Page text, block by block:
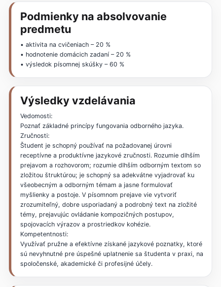
Podmienky na absolvovanie
predmetu
• aktivita na cvičeniach – 20 %
• hodnotenie domácich zadaní – 20 %
• výsledok písomnej skúšky – 60 %
Výsledky vzdelávania
Vedomosti:
Poznať základné princípy fungovania odborného jazyka.
Zručnosti:
Študent je schopný používať na požadovanej úrovni
receptívne a produktívne jazykové zručnosti. Rozumie dlhším
prejavom a rozhovorom; rozumie dlhším odborným textom so
zložitou štruktúrou; je schopný sa adekvátne vyjadrovať ku
všeobecným a odborným témam a jasne formulovať
myšlienky a postoje. V písomnom prejave vie vytvoriť
zrozumiteľný, dobre usporiadaný a podrobný text na zložité
témy, prejavujúc ovládanie kompozičných postupov,
spojovacích výrazov a prostriedkov kohézie.
Kompetentnosti:
Využívať pružne a efektívne získané jazykové poznatky, ktoré
sú nevyhnutné pre úspešné uplatnenie sa študenta v praxi, na
spoločenské, akademické či profesijné účely.